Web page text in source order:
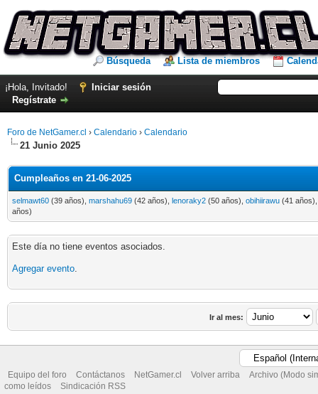
Búsqueda Lista de miembros
¡Hola, Invitado!
Iniciar sesión
Regístrate
Foro de NetGamer.cl › Calendario › Calendario
21 Junio 2025
Cumpleaños en 21-06-2025
selmawt60 (39 años), marshahu69 (42 años), lenoraky2 (50 años), obihiirawu (41
años)
Este día no tiene eventos asociados.
Agregar evento.
Ir al mes:
Equipo del foro Contáctanos NetGamer.cl Volver arriba
Archivo (Modo
como leídos
Sindicación RSS